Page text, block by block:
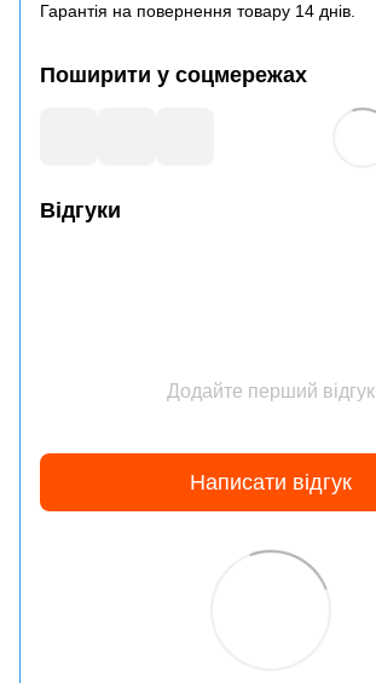
Гарантія на повернення товару 14 днів.
Поширити у соцмережах
Відгуки
Додайте перший відгук
Написати відгук